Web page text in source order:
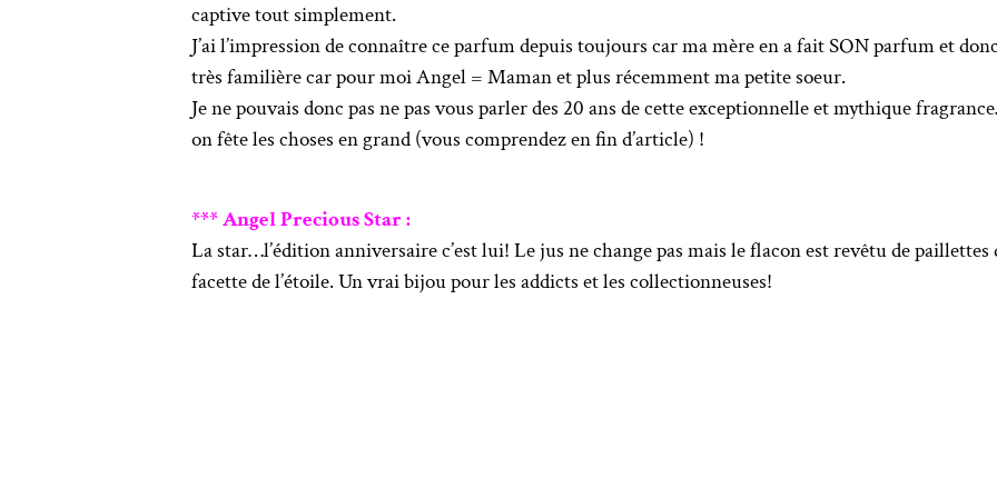
captive tout simplement.
J’ai l’impression de connaître ce parfum depuis toujours car ma mère en a fait SON parfum et
très familière car pour moi Angel = Maman et plus récemment ma petite soeur.
Je ne pouvais donc pas ne pas vous parler des 20 ans de cette exceptionnelle et mythique
on fête les choses en grand (vous comprendez en fin d’article) !
*** Angel Precious Star :
La star…l’édition anniversaire c’est lui! Le jus ne change pas mais le flacon est revêtu de
facette de l’étoile. Un vrai bijou pour les addicts et les collectionneuses!